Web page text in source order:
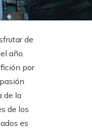
de
año.
por
de la
de los
es